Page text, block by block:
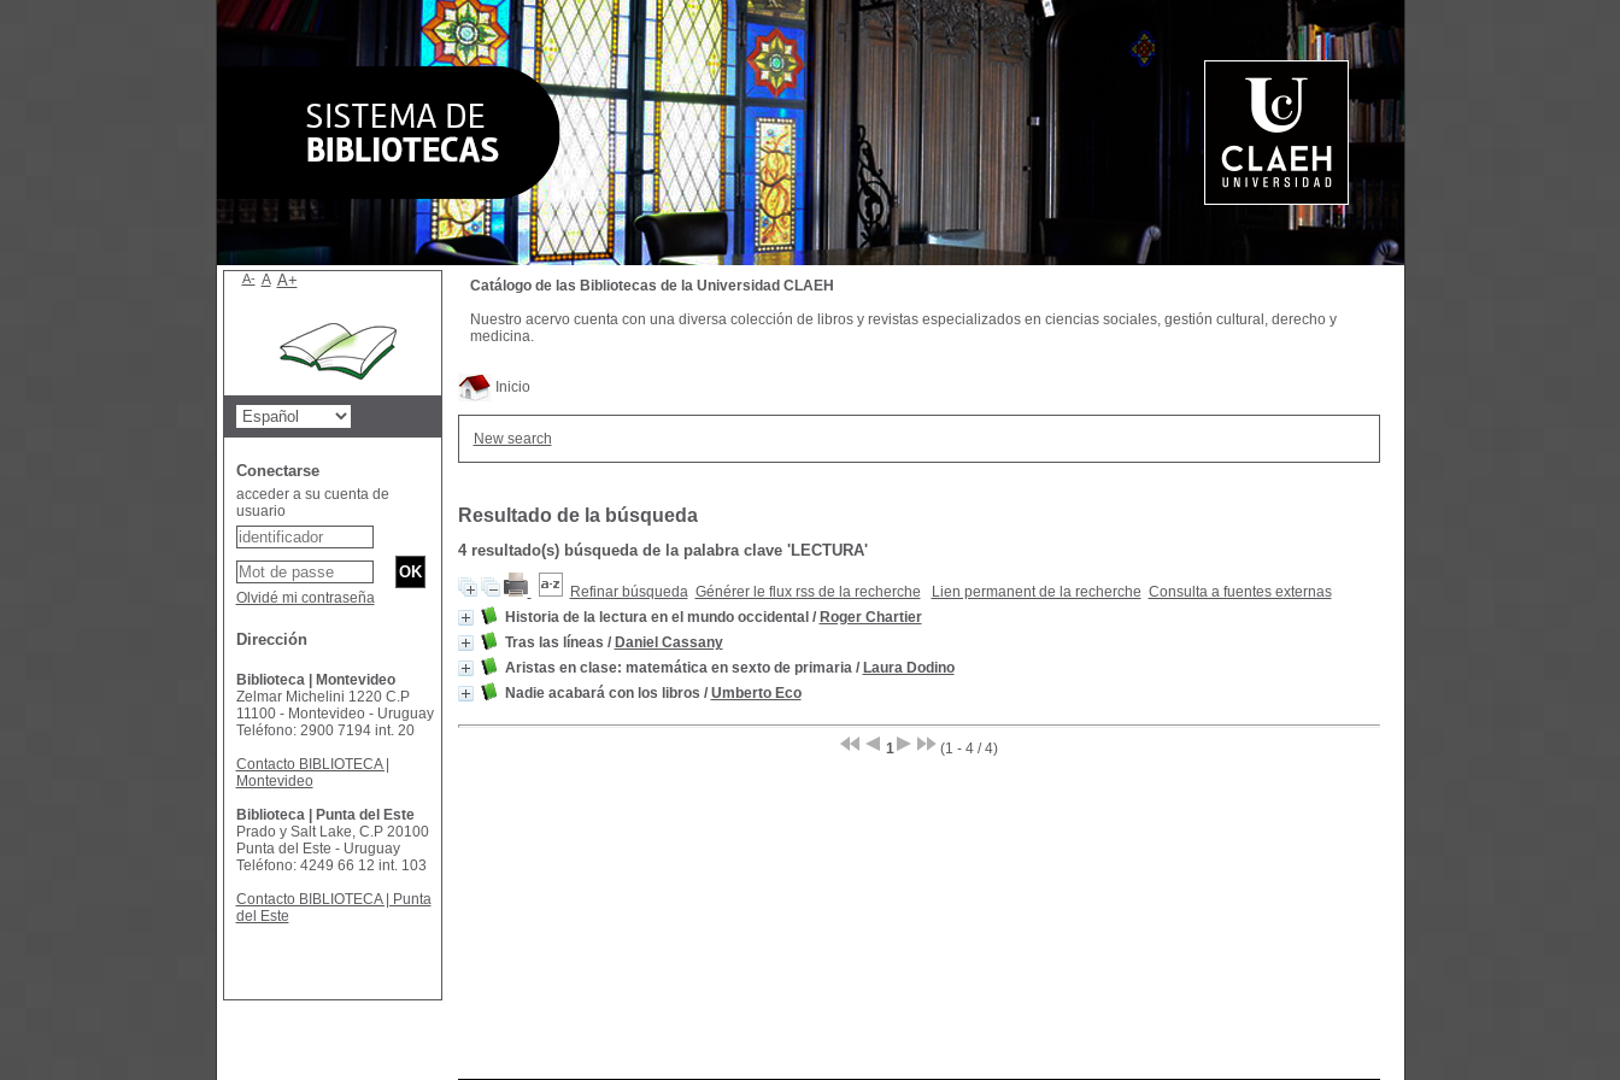
Inicio
New search
Resultado de la búsqueda
4 resultado(s) búsqueda de la palabra clave 'LECTURA'
Refinar búsqueda Générer le flux rss de la recherche Lien permanent de la recherche Consulta a fuentes externas
Historia de la lectura en el mundo occidental / Roger Chartier
Tras las líneas / Daniel Cassany
Aristas en clase: matemática en sexto de primaria/ Laura Dodino
Nadie acabará con los libros / Umberto Eco
1 (1 - 4 / 4)
Catálogo de las Bibliotecas de la Universidad CLAEH
Nuestro acervo cuenta con una diversa colección de libros y revistas especializados en ciencias sociales, gestión cultural, derecho y
medicina.
A- A A+
Conectarse
acceder a su cuenta de
usuario
Olvidé mi contraseña
Dirección
Biblioteca | Montevideo
Zelmar Michelini 1220 C.P
11100 - Montevideo - Uruguay
Teléfono: 2900 7194 int. 20
Contacto BIBLIOTECA |
Montevideo
Biblioteca | Punta del Este
Prado y Salt Lake, C.P 20100
Punta del Este - Uruguay
Teléfono: 4249 66 12 int. 103
Contacto BIBLIOTECA | Punta
del Este